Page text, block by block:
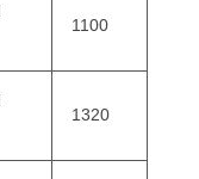
1100
1320